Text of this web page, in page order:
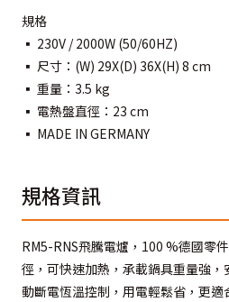
規格
▪ 230V / 2000W (50/60HZ)
▪ 尺寸：(W) 29X(D) 36X(H) 8 cm
▪ 重量：3.5 kg
▪ 電熱盤直徑：23 cm
▪ MADE IN GERMANY
規格資訊
RM5-RNS飛騰電爐，100 %德國零
徑，可快速加熱，承載鍋具重量強
動斷電恆溫控制，用電輕鬆省，更適